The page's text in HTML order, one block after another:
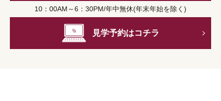
見学予約はコチラ
10：00AM～6：30PM/年中無休(年末年始を除く)